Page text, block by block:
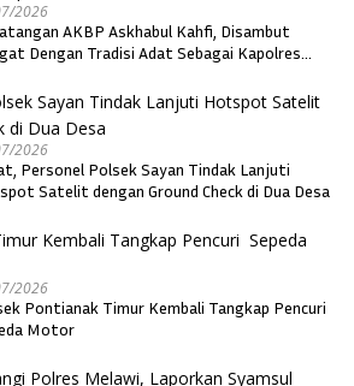
2026
AKBP Askhabul Kahfi, Disambut
Dengan Tradisi Adat Sebagai Kapolres
2026
Personel Polsek Sayan Tindak Lanjuti
Satelit dengan Ground Check di Dua Desa
2026
Pontianak Timur Kembali Tangkap Pencuri
Motor